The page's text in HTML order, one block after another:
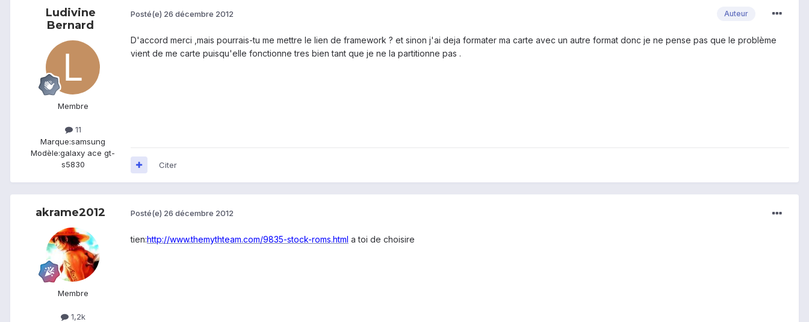
Ludivine
Bernard
Membre
11
Marque:samsung
Modèle:galaxy ace gt-
s5830
Auteur
Posté(e) 26 décembre 2012
D'accord merci ,mais pourrais-tu me mettre le lien de framework ? et sinon j'ai deja formater ma carte avec un autre format donc je ne pense pas que le problème
vient de me carte puisqu'elle fonctionne tres bien tant que je ne la partitionne pas .
Citer
akrame2012
Membre
1,2k
Posté(e) 26 décembre 2012
tien:http://www.themythteam.com/9835-stock-roms.html a toi de choisire